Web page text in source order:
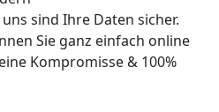
sind Ihre Daten sicher.
Sie ganz einfach online
Kompromisse & 100%